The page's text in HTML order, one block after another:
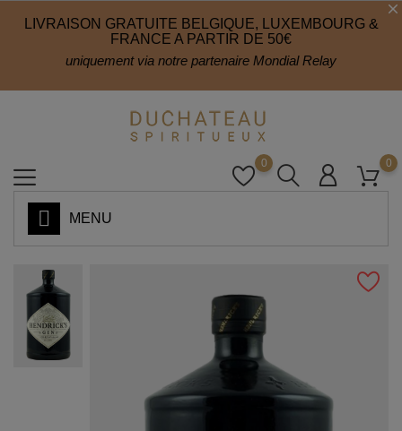
LIVRAISON GRATUITE BELGIQUE, LUXEMBOURG &
FRANCE A PARTIR DE 50€
uniquement via notre partenaire Mondial Relay
0
0
MENU